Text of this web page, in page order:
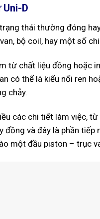
D
thái thường đóng
bộ coil, hay một số
từ chất liệu đồng hoặc
có thể là kiểu nối ren
chảy.
các chi tiết làm việc,
và đây là phần tiếp
một đầu piston – trục